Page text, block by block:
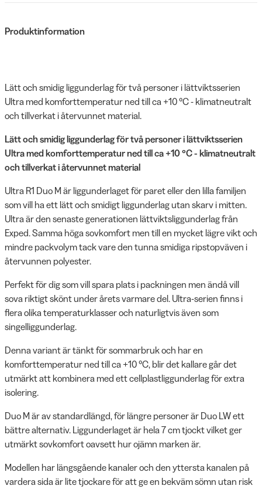
Produktinformation
Lätt och smidig liggunderlag för två personer i lättviktsserien
Ultra med komforttemperatur ned till ca +10 °C - klimatneutralt
och tillverkat i återvunnet material.
Lätt och smidig liggunderlag för två personer i lättviktsserien
Ultra med komforttemperatur ned till ca +10 °C - klimatneutralt
och tillverkat i återvunnet material
Ultra R1 Duo M är liggunderlaget för paret eller den lilla familjen
som vill ha ett lätt och smidigt liggunderlag utan skarv i mitten.
Ultra är den senaste generationen lättviktsliggunderlag från
Exped. Samma höga sovkomfort men till en mycket lägre vikt och
mindre packvolym tack vare den tunna smidiga ripstopväven i
återvunnen polyester.
Perfekt för dig som vill spara plats i packningen men ändå vill
sova riktigt skönt under årets varmare del. Ultra-serien finns i
flera olika temperaturklasser och naturligtvis även som
singelliggunderlag.
Denna variant är tänkt för sommarbruk och har en
komforttemperatur ned till ca +10 °C, blir det kallare går det
utmärkt att kombinera med ett cellplastliggunderlag för extra
isolering.
Duo M är av standardlängd, för längre personer är Duo LW ett
bättre alternativ. Liggunderlaget är hela 7 cm tjockt vilket ger
utmärkt sovkomfort oavsett hur ojämn marken är.
Modellen har längsgående kanaler och den yttersta kanalen på
vardera sida är lite tjockare för att ge en bekväm sömn utan risk